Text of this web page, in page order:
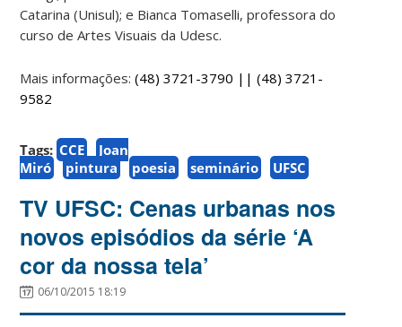
Catarina (Unisul); e Bianca Tomaselli, professora do
curso de Artes Visuais da Udesc.
Mais informações:(48) 3721-3790 ||(48) 3721-
9582
Tags: CCE
Joan
Miró
pintura poesia seminário UFSC
TV UFSC: Cenas urbanas nos
novos episódios da série ‘A
cor da nossa tela’
06/10/2015 18:19